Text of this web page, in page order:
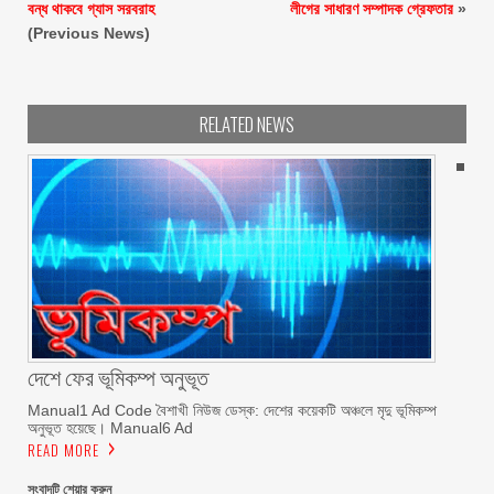
বন্ধ থাকবে গ্যাস সরবরাহ
(Previous News)
লীগের সাধারণ সম্পাদক গ্রেফতার»
RELATED NEWS
দেশে ফের ভূমিকম্প অনুভূত
Manual1 Ad Code বৈশাখী নিউজ ডেস্ক: দেশের কয়েকটি অঞ্চলে মৃদু ভূমিকম্প
অনুভূত হয়েছে। Manual6 Ad
READ MORE
সংবাদটি শেয়ার করুন